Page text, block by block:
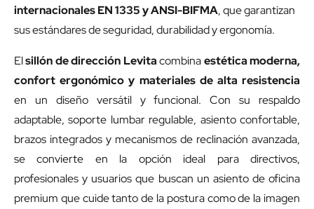
internacionales EN 1335 y ANSI-BIFMA, que garantizan
sus estándares de seguridad, durabilidad y ergonomía.
Elsillón de dirección Levitacombinaestética moderna,
confort ergonómico y materiales de alta resistencia
en un diseño versátil y funcional. Con su respaldo
adaptable, soporte lumbar regulable, asiento confortable,
brazos integrados y mecanismos de reclinación avanzada,
se convierte en la opción ideal para directivos,
profesionales y usuarios que buscan un asiento de oficina
premium que cuide tanto de la postura como de la imagen